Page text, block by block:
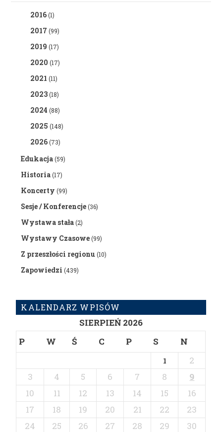
2016(1)
2017 (99)
2019 (17)
2020 (17)
2021 (11)
2023(18)
2024 (88)
2025 (148)
2026(73)
Edukacja(59)
Historia(17)
Koncerty (99)
Sesje / Konferencje(36)
Wystawa stała(2)
Wystawy Czasowe(99)
Z przeszłości regionu(10)
Zapowiedzi (439)
KALENDARZ WPISÓW
SIERPIEŃ 2026
P
W Ś C P S N
1
2
3
4 5 6 7 8
9
10
11 12 13 14 15
16
17
18 19 20 21 22
23
24
25 26 27 28 29
30